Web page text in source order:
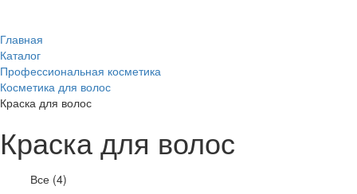
Главная
Каталог
Профессиональная косметика
Косметика для волос
Краска для волос
Краска для волос
Все (4)